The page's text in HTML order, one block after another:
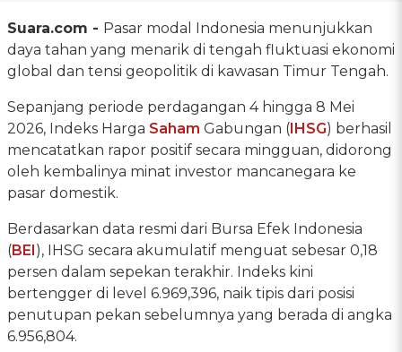
Suara.com - Pasar modal Indonesia menunjukkan
daya tahan yang menarik di tengah fluktuasi ekonomi
global dan tensi geopolitik di kawasan Timur Tengah.
Sepanjang periode perdagangan 4 hingga 8 Mei
2026, Indeks Harga Saham Gabungan (IHSG) berhasil
mencatatkan rapor positif secara mingguan, didorong
oleh kembalinya minat investor mancanegara ke
pasar domestik.
Berdasarkan data resmi dari Bursa Efek Indonesia
(BEI), IHSG secara akumulatif menguat sebesar 0,18
persen dalam sepekan terakhir. Indeks kini
bertengger di level 6.969,396, naik tipis dari posisi
penutupan pekan sebelumnya yang berada di angka
6.956,804.